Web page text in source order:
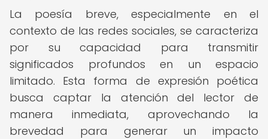
La poesía breve, especialmente en el
contexto de las redes sociales, se caracteriza
por su capacidad para transmitir
significados profundos en un espacio
limitado. Esta forma de expresión poética
busca captar la atención del lector de
manera inmediata, aprovechando la
brevedad para generar un impacto